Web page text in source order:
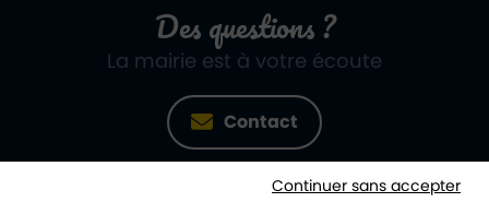
Des questions ?
La mairie est à votre écoute
Contact
Continuer sans accepter